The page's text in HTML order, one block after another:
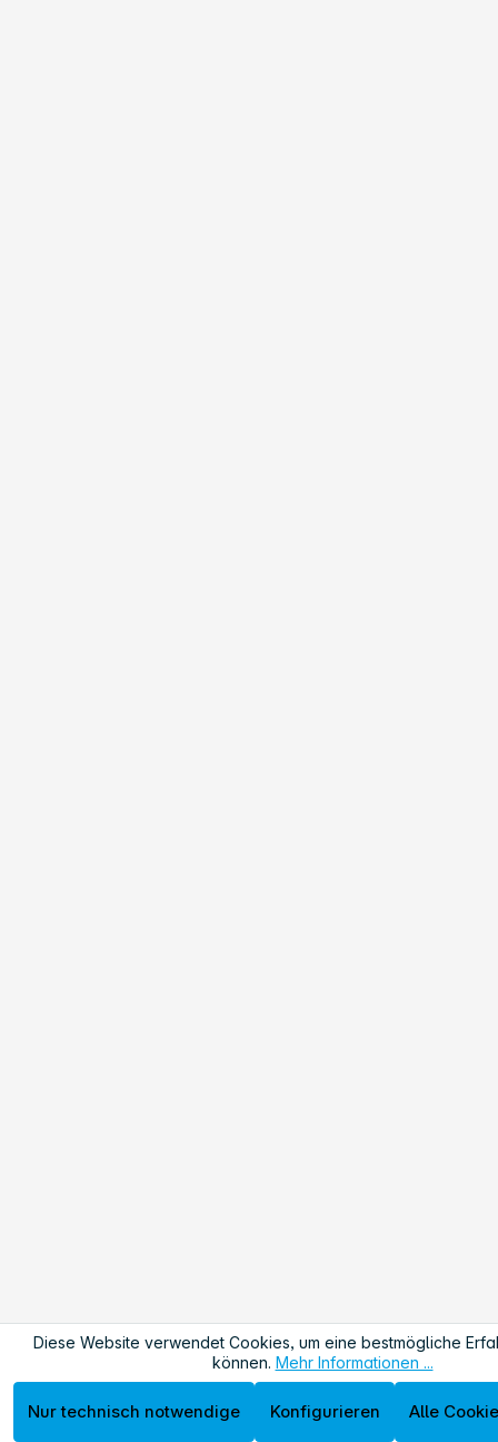
Diese Website verwendet Cookies, um eine bestmögliche
können. Mehr Informationen ...
Nur technisch notwendige Konfigurieren Alle